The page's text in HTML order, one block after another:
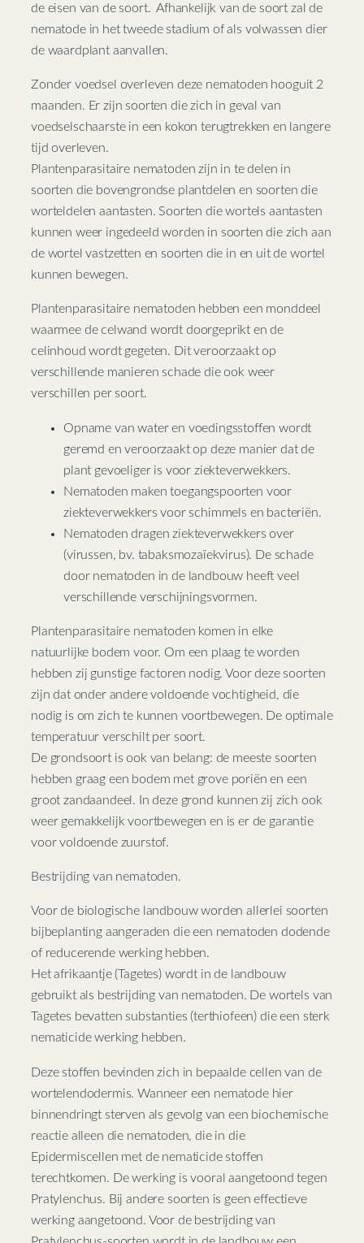
de eisen van de soort. Afhankelijk van de soort zal de
nematode in het tweede stadium of als volwassen dier
de waardplant aanvallen.
Zonder voedsel overleven deze nematoden hooguit 2
maanden. Er zijn soorten die zich in geval van
voedselschaarste in een kokon terugtrekken en langere
tijd overleven.
Plantenparasitaire nematoden zijn in te delen in
soorten die bovengrondse plantdelen en soorten die
worteldelen aantasten. Soorten die wortels aantasten
kunnen weer ingedeeld worden in soorten die zich aan
de wortel vastzetten en soorten die in en uit de wortel
kunnen bewegen.
Plantenparasitaire nematoden hebben een monddeel
waarmee de celwand wordt doorgeprikt en de
celinhoud wordt gegeten. Dit veroorzaakt op
verschillende manieren schade die ook weer
verschillen per soort.
Opname van water en voedingsstoffen wordt
geremd en veroorzaakt op deze manier dat de
plant gevoeliger is voor ziekteverwekkers.
Nematoden maken toegangspoorten voor
ziekteverwekkers voor schimmels en bacteriën.
Nematoden dragen ziekteverwekkers over
(virussen, bv. tabaksmozaïekvirus). De schade
door nematoden in de landbouw heeft veel
verschillende verschijningsvormen.
Plantenparasitaire nematoden komen in elke
natuurlijke bodem voor. Om een plaag te worden
hebben zij gunstige factoren nodig. Voor deze soorten
zijn dat onder andere voldoende vochtigheid, die
nodig is om zich te kunnen voortbewegen. De optimale
temperatuur verschilt per soort.
De grondsoort is ook van belang: de meeste soorten
hebben graag een bodem met grove poriën en een
groot zandaandeel. In deze grond kunnen zij zich ook
weer gemakkelijk voortbewegen en is er de garantie
voor voldoende zuurstof.
Bestrijding van nematoden.
Voor de biologische landbouw worden allerlei soorten
bijbeplanting aangeraden die een nematoden dodende
of reducerende werking hebben.
Het afrikaantje (Tagetes) wordt in de landbouw
gebruikt als bestrijding van nematoden. De wortels van
Tagetes bevatten substanties (terthiofeen) die een sterk
nematicide werking hebben.
Deze stoffen bevinden zich in bepaalde cellen van de
wortelendodermis. Wanneer een nematode hier
binnendringt sterven als gevolg van een biochemische
reactie alleen die nematoden, die in die
Epidermiscellen met de nematicide stoffen
terechtkomen. De werking is vooral aangetoond tegen
Pratylenchus. Bij andere soorten is geen effectieve
werking aangetoond. Voor de bestrijding van